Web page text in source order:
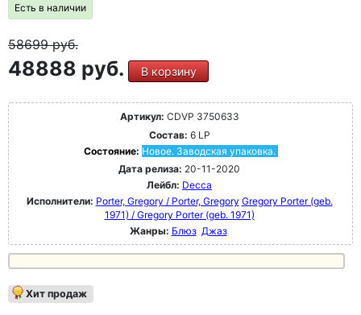
Есть в наличии
58699руб.
48888 руб. В корзину
Артикул: CDVP 3750633
Состав: 6 LP
Состояние: Новое. Заводская упаковка.
Дата релиза: 20-11-2020
Лейбл: Decca
Исполнители: Porter, Gregory / Porter, Gregory Gregory Porter (geb.
1971) / Gregory Porter (geb. 1971)
Жанры: Блюз Джаз
Хит продаж